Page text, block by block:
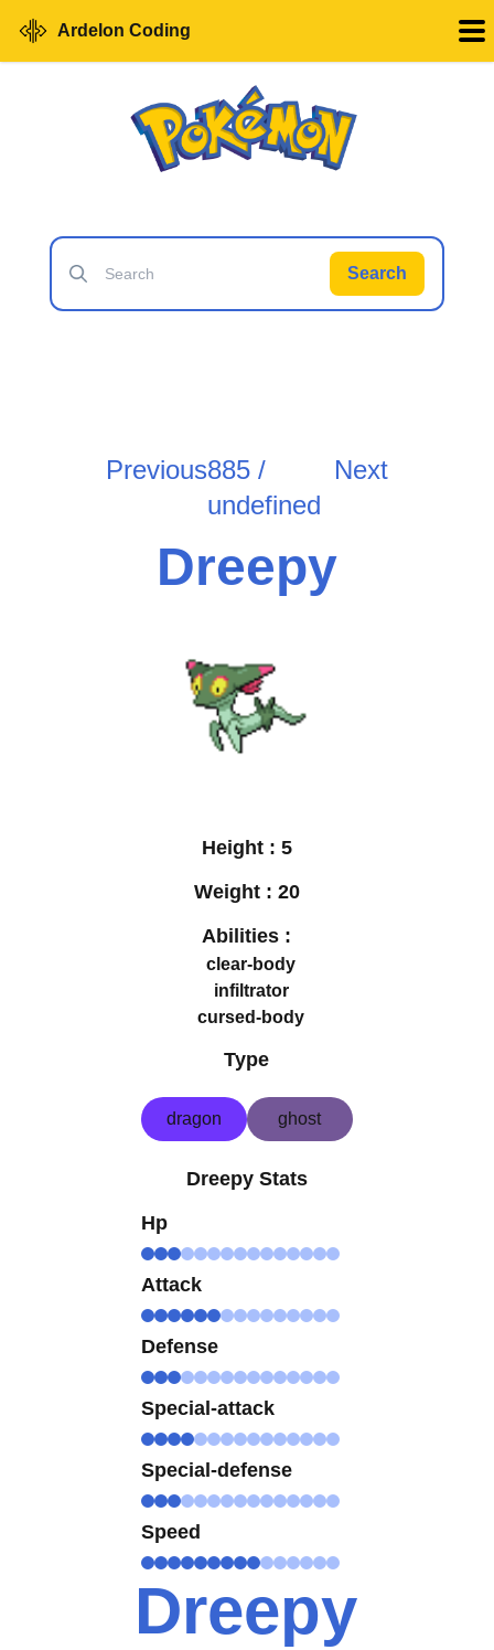
Ardelon Coding
Search
Previous885 /
undefined
Next
Dreepy
Height : 5
Weight : 20
Abilities :
clear-body
infiltrator
cursed-body
Type
dragon ghost
Dreepy Stats
Hp
Attack
Defense
Special-attack
Special-defense
Speed
Dreepy